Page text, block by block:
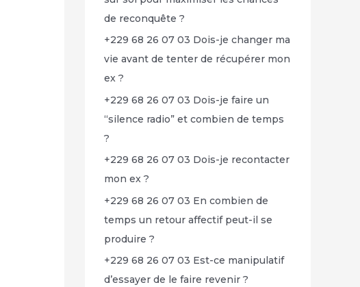
de reconquête ?
+229 68 26 07 03 Dois-je changer ma
vie avant de tenter de récupérer mon
ex ?
+229 68 26 07 03 Dois-je faire un
“silence radio” et combien de temps
?
+229 68 26 07 03 Dois-je recontacter
mon ex ?
+229 68 26 07 03 En combien de
temps un retour affectif peut-il se
produire ?
+229 68 26 07 03 Est-ce manipulatif
d’essayer de le faire revenir ?